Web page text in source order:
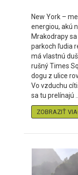
New York –
energiou, akú
Mrakodrapy
parkoch ľudia
má vlastnú
rušný Times
dogu z ulice
Vo vzduchu
sa tu prelínajú ...
ZOBRAZIŤ